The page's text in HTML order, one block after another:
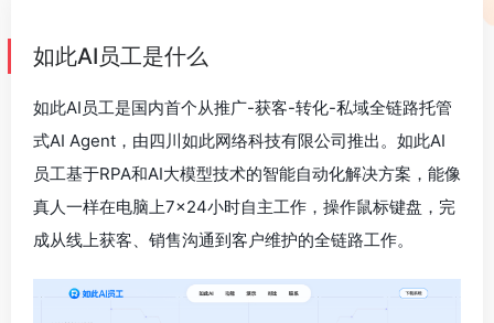
如此AI员工是什么
如此AI员工是国内首个从推广-获客-转化-私域全链路托管
式AI Agent，由四川如此网络科技有限公司推出。如此AI
员工基于RPA和AI大模型技术的智能自动化解决方案，能像
真人一样在电脑上7×24小时自主工作，操作鼠标键盘，完
成从线上获客、销售沟通到客户维护的全链路工作。